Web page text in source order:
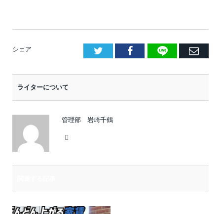
シェア Facebook
LINE
E
ライターについて
管理部 岩崎千鶴